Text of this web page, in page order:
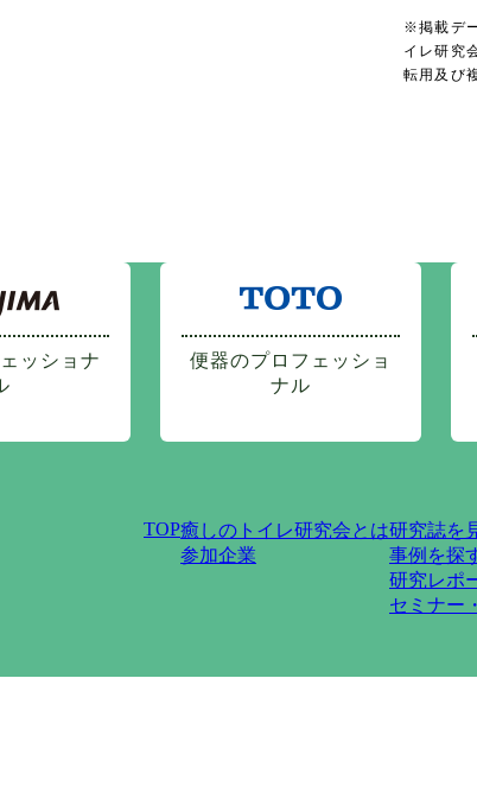
※掲載デ
イレ研究
転用及び
ッショナ
便器のプロフェッショ
ナル
TOP癒しのトイレ研究会とは
参加企業
研究誌を
事例を探
研究レポ
セミナー